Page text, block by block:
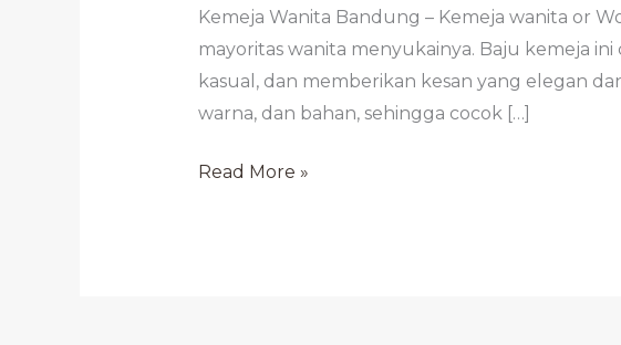
Kemeja Wanita Bandung – Kemeja wanita or
mayoritas wanita menyukainya. Baju kemeja
kasual, dan memberikan kesan yang elegan
warna, dan bahan, sehingga cocok […]
Read More »